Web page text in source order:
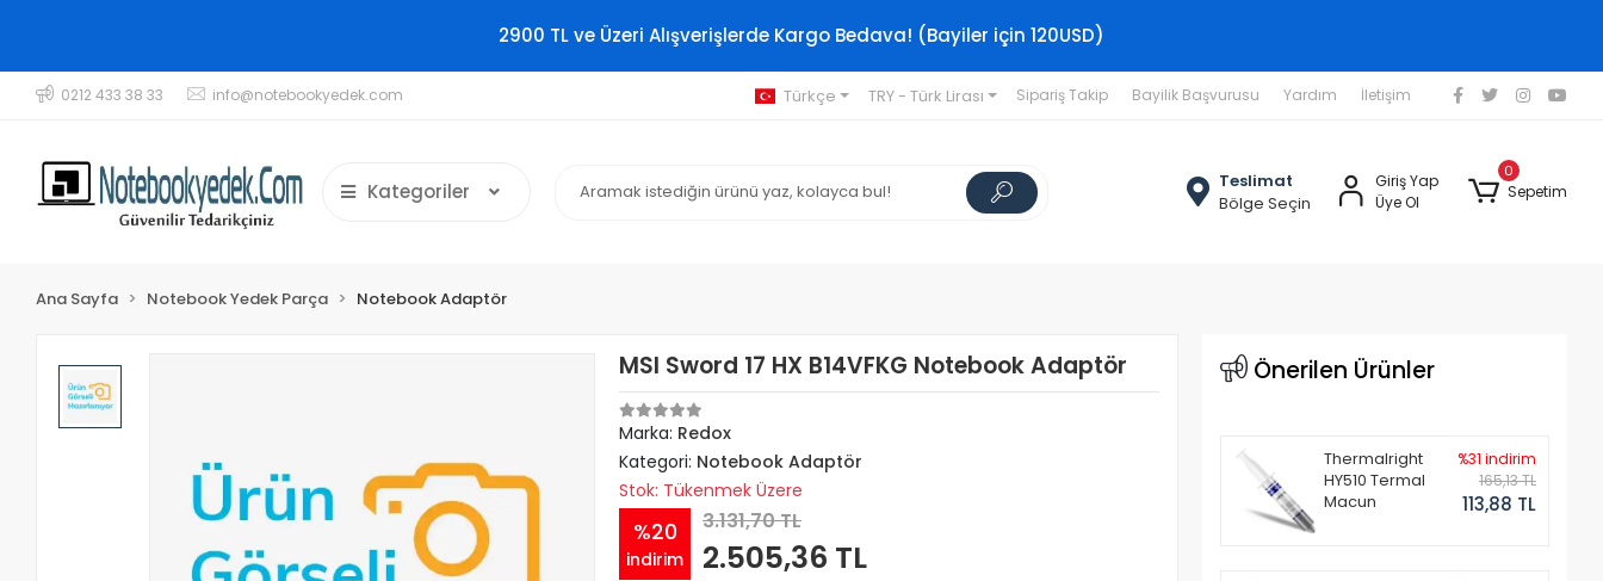
2900 TL ve Üzeri Alışverişlerde Kargo Bedava! (Bayiler için 120USD)
0212 433 38 33 info@notebookyedek.com Türkçe TRY - Türk Lirası Sipariş Takip Bayilik Başvurusu Yardım İletişim
Kategoriler
Teslimat
Bölge Seçin
Giriş Yap
Üye Ol
0
Sepetim
Ana Sayfa Notebook Yedek Parça Notebook Adaptör
MSI Sword 17 HX B14VFKG Notebook Adaptör
Marka: Redox
Kategori: Notebook Adaptör
Stok: Tükenmek Üzere
%20
indirim
3.131,70 TL
2.505,36 TL
Önerilen Ürünler
Thermalright
HY510 Termal
Macun
%31 indirim
165,13 TL
113,88 TL